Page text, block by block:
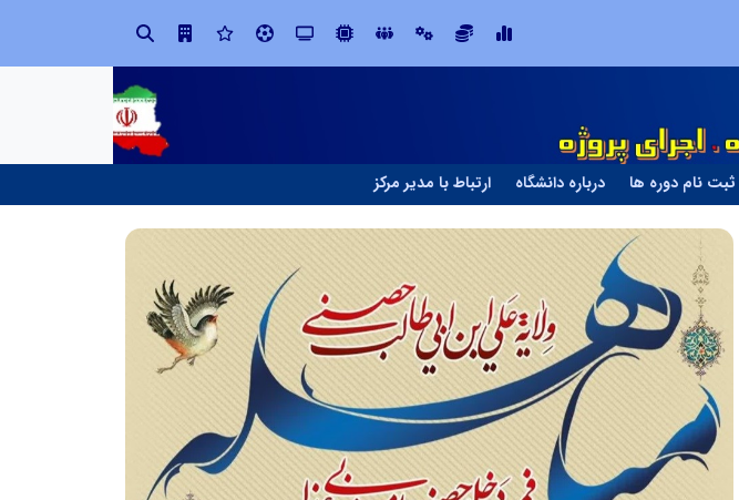
نوآوری و یادگیری دیجیتال؛
ثبت نام دوره ها درباره دانشگاه ارتباط با مدیر مرکز